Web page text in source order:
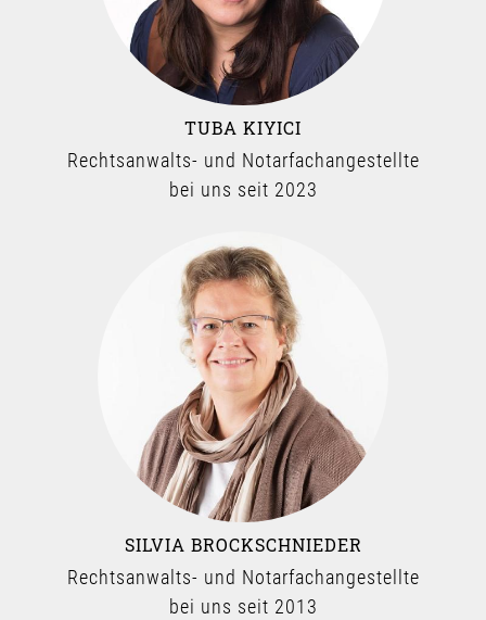
TUBA KIYICI
Rechtsanwalts- und Notarfachangestellte
bei uns seit 2023
SILVIA BROCKSCHNIEDER
Rechtsanwalts- und Notarfachangestellte
bei uns seit 2013